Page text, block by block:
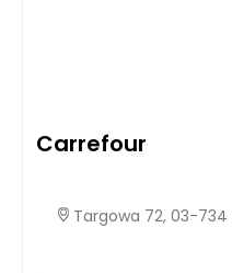
Carrefour
Targowa 72, 03-734